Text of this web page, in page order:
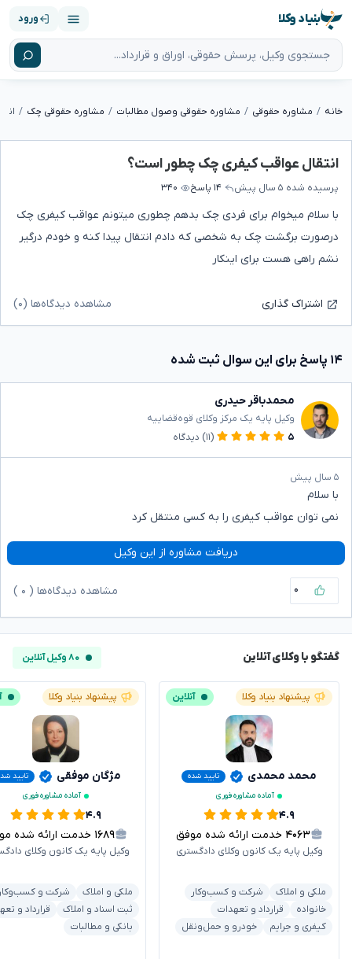
بنیاد وکلا ورود
خانه مشاوره حقوقی مشاوره حقوقی وصول مطالبات مشاوره حقوقی چک
انتقال عواقب کیفری چک چطور است؟
پرسیده شده ۵ سال پیش ۱۴ پاسخ ۳۴۰
با سلام میخوام برای فردی چک بدهم چطوری میتونم عواقب کیفری چک
درصورت برگشت چک به شخصی که دادم انتقال پیدا کنه و خودم درگیر
نشم راهی هست برای اینکار
اشتراک گذاری مشاهده دیدگاه‌ها (۰)
۱۴ پاسخ برای این سوال ثبت شده
محمدباقر حیدری
وکیل پایه یک مرکز وکلای قوه‌قضاییه
۵
(۱۱) دیدگاه
۵ سال پیش
با سلام
نمی توان عواقب کیفری را به کسی منتقل کرد
دریافت مشاوره از این وکیل
۰ مشاهده دیدگاه‌ها ( ۰
گفتگو با وکلای آنلاین ۸۰ وکیل آنلاین
پیشنهاد بنیاد وکلا آنلاین
محمد محمدی
تایید شده
آماده مشاوره فوری
۴.۹
۴۰۶۳ خدمت ارائه شده موفق
وکیل پایه یک کانون وکلای دادگستری
ملکی و املاک
شرکت و کسب‌وکار
خانواده
قرارداد و تعهدات
کیفری و جرایم
خودرو و حمل‌ونقل
پیشنهاد بنیاد وکلا
مژگان موفقی
تایید
آماده مشاوره فوری
۴.۹
۱۶۸۹ خدمت ارائه شده موفق
وکیل پایه یک کانون وکلای
ملکی و املاک
شرکت و
ثبت اسناد و املاک
قرارداد و
بانکی و مطالبات